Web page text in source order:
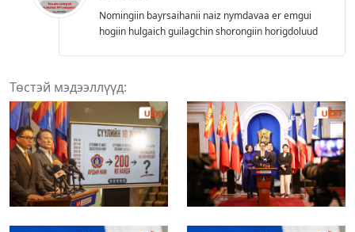
Nomingiin bayrsaihanii naiz nymdavaa er emgui
hogiin hulgaich guilagchin shorongiin horigdoluud
Төстэй мэдээллүүд: